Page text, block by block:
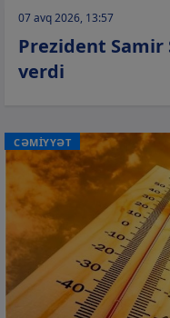
07 avq 2026, 13:57
Prezident Samir
verdi
CƏMİYYƏT